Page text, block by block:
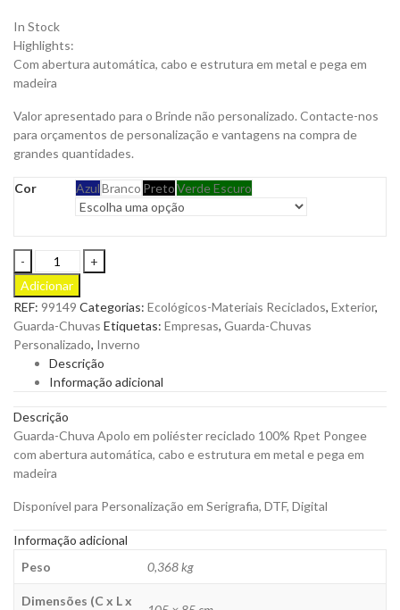
In Stock
Highlights:
Com abertura automática, cabo e estrutura em metal e pega em
madeira
Valor apresentado para o Brinde não personalizado. Contacte-nos
para orçamentos de personalização e vantagens na compra de
grandes quantidades.
Cor AzulBranco PretoVerde Escuro
Guarda-
Chuva
Apolo
em
Poliéster
Reciclado
100%
Rpet
Automática
para
Personalizar
quantity
Adicionar
REF: 99149 Categorias: Ecológicos-Materiais Reciclados, Exterior,
Guarda-Chuvas Etiquetas: Empresas, Guarda-Chuvas
Personalizado, Inverno
Descrição
Informação adicional
Descrição
Guarda-Chuva Apolo em poliéster reciclado 100% Rpet Pongee
com abertura automática, cabo e estrutura em metal e pega em
madeira
Disponível para Personalização em Serigrafia, DTF, Digital
Informação adicional
Peso
0,368 kg
Dimensões (C x L x